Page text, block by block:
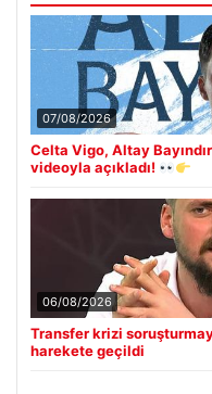
07/08/2026
Celta Vigo, Altay
videoyla açıkladı!
06/08/2026
Transfer krizi
harekete geçildi